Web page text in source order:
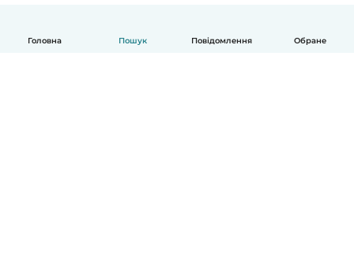
Головна Пошук Повідомлення Обране